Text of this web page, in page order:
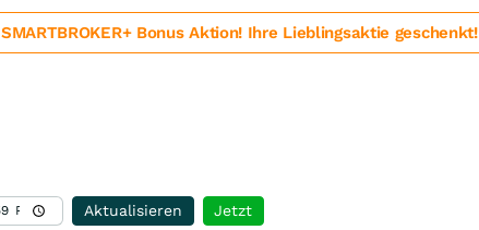
SMARTBROKER+ Bonus Aktion! Ihre Lieblingsaktie geschenkt!
Aktualisieren Jetzt